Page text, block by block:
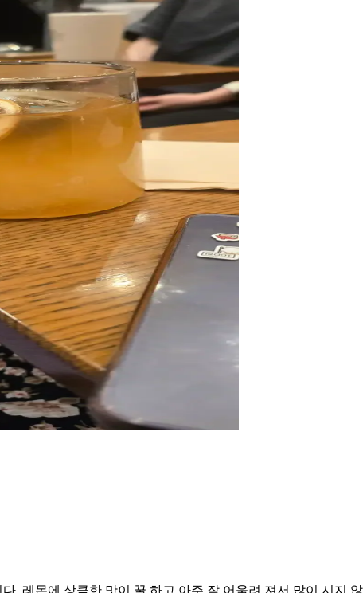
. 레몬에 상큼한 맛이 꿀 하고 아주 잘 어울려 져서 많이 시지